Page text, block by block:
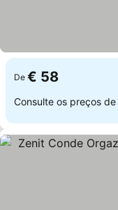
De € 58
Consulte os preços de